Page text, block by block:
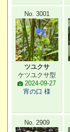
No. 3001
ツユクサ
ケツユクサ型
2024-09-27
宵の口 様
No. 2909